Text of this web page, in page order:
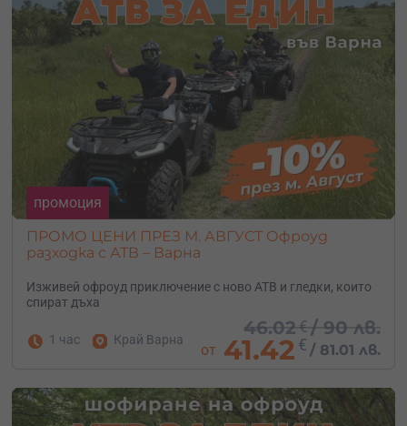
промоция
ПРОМО ЦЕНИ ПРЕЗ М. АВГУСТ Офроуд
разходка с АТВ – Варна
Изживей офроуд приключение с ново АТВ и гледки, които
спират дъха
1 час Край Варна
46.02 € / 90 лв.
от 41.42 € /81.01 лв.